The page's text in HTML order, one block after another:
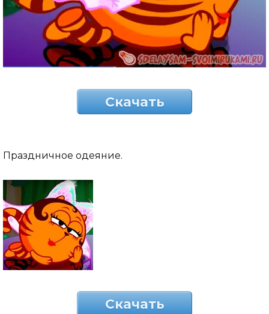
Скачать
Праздничное одеяние.
Скачать